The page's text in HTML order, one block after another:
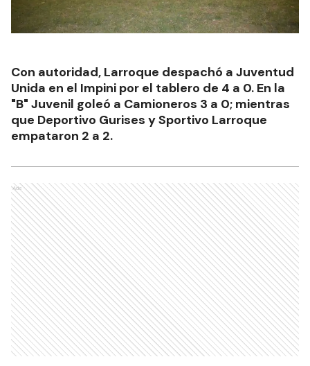
Con autoridad, Larroque despachó a Juventud
Unida en el Impini por el tablero de 4 a 0. En la
"B" Juvenil goleó a Camioneros 3 a 0; mientras
que Deportivo Gurises y Sportivo Larroque
empataron 2 a 2.
Ads